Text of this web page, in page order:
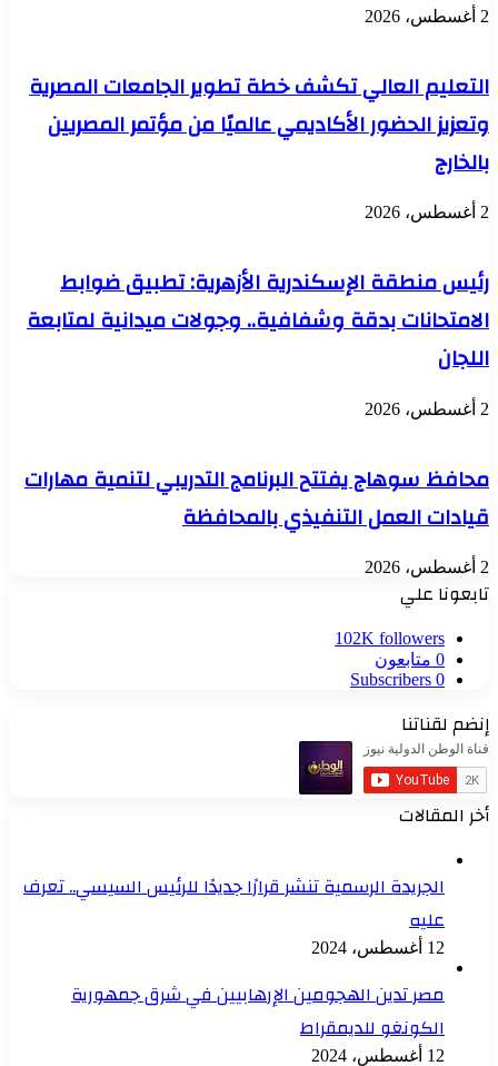
2 أغسطس، 2026
التعليم العالي تكشف خطة تطوير الجامعات المصرية
وتعزيز الحضور الأكاديمي عالميًا من مؤتمر المصريين
بالخارج
2 أغسطس، 2026
رئيس منطقة الإسكندرية الأزهرية: تطبيق ضوابط
الامتحانات بدقة وشفافية.. وجولات ميدانية لمتابعة
اللجان
2 أغسطس، 2026
محافظ سوهاج يفتتح البرنامج التدريبي لتنمية مهارات
قيادات العمل التنفيذي بالمحافظة
2 أغسطس، 2026
تابعونا علي
102K followers
0 متابعون
0
Subscribers
إنضم لقناتنا
أخر المقالات
الجريدة الرسمية تنشر قرارًا جديدًا للرئيس السيسي.. تعرف
عليه
12 أغسطس، 2024
مصر تدين الهجومين الإرهابيين في شرق جمهورية
الكونغو للديمقراط
12 أغسطس، 2024